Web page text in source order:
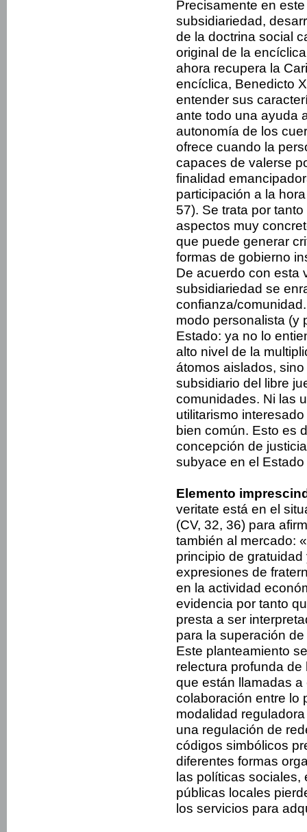
Precisamente en
subsidiariedad,
de la doctrina social
original de la
ahora recupera la
encíclica, Benedicto
entender sus
ante todo una ayuda
autonomía de los
ofrece cuando la
capaces de valerse
finalidad
participación a la
57). Se trata por
aspectos muy
que puede generar
formas de gobierno
De acuerdo con esta
subsidiariedad se
confianza/
modo personalista (y
Estado: ya no lo
alto nivel de la
átomos aislados,
subsidiario del libre
comunidades. Ni las
utilitarismo
bien común. Esto es
concepción de
subyace en el
Elemento
veritate está en el
(CV, 32, 36) para
también al mercado:
principio de
expresiones de
en la actividad
evidencia por tanto
presta a ser
para la superación
Este planteamiento
relectura profunda
que están llamadas
colaboración entre lo
modalidad
una regulación de
códigos simbólicos
diferentes formas
las políticas
públicas locales
los servicios para